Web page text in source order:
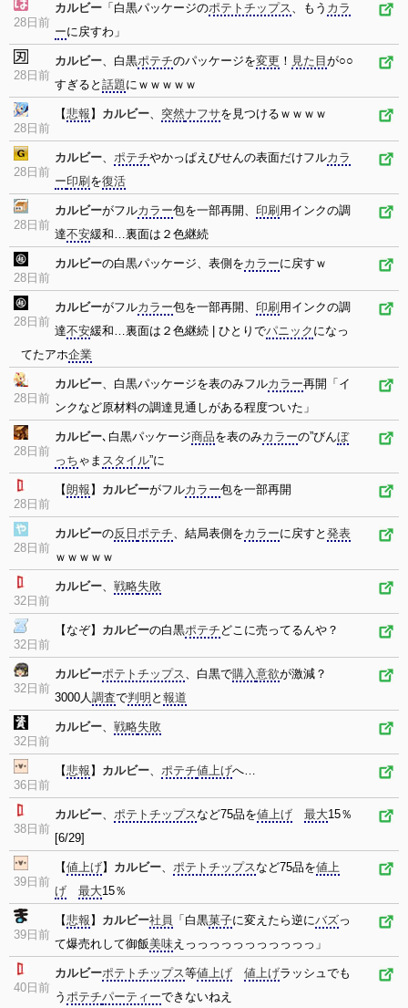
28日前
カルビー 「白黒パッケージのポテトチップス、もう カラ
ーに戻すわ」
28日前
カルビー、白黒ポテチのパッケージを変更 ！ 見た目 が○○
すぎると 話題にｗｗｗｗｗ
28日前
【悲報 】 カルビー、 突然ナフサを見つけるｗｗｗｗ
28日前
カルビー、 ポテチやかっぱえびせんの表面だけフルカラ
ー印刷 を復活
28日前
カルビーがフルカラー包を一部再開、 印刷 用インクの調
達不安緩和…裏面は２色継続
28日前
カルビーの白黒パッケージ、表側をカラーに戻すｗ
28日前
カルビーがフルカラー包を一部再開、 印刷 用インクの調
達不安緩和…裏面は２色継続 | ひとりでパニック になっ
てたアホ企業
28日前
カルビー、白黒パッケージを表のみフルカラー再開「イ
ンクなど原材料の調達見通しがある程度ついた」
28日前
カルビー､白黒パッケージ商品を表のみカラーの”びんぼ
っちゃま スタイル”に
28日前
【朗報 】 カルビーがフルカラー包を一部再開
28日前
カルビーの反日 ポテチ、結局表側をカラーに戻すと 発表
ｗｗｗｗｗ
32日前
カルビー、 戦略失敗
32日前
【なぞ】 カルビーの白黒ポテチ どこに売ってるんや？
32日前
カルビーポテトチップス、白黒で購入意欲が激減？
3000人調査で判明 と 報道
32日前
カルビー、 戦略失敗
36日前
【悲報 】 カルビー、 ポテチ値上げへ…
38日前
カルビー、 ポテトチップスなど75品を値上げ 最大15％
[6/29]
39日前
【値上げ】 カルビー、 ポテトチップスなど75品を値上
げ
最大15％
39日前
【悲報 】 カルビー社員 「白黒菓子に変えたら逆にバズっ
て爆売れして御飯美味えっっっっっっっっっっっ」
40日前
カルビーポテトチップス等値上げ 値上げラッシュでも
う ポテチパーティーできないねえ